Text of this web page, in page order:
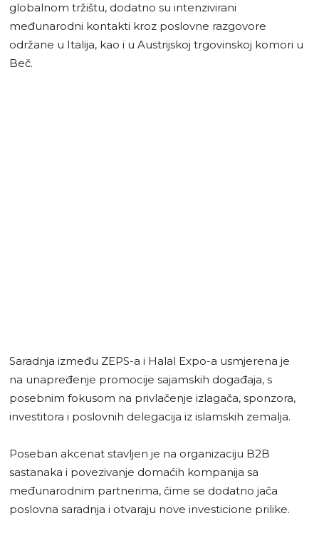
globalnom tržištu, dodatno su intenzivirani
međunarodni kontakti kroz poslovne razgovore
održane u Italija, kao i u Austrijskoj trgovinskoj komori u
Beč.
Saradnja između ZEPS-a i Halal Expo-a usmjerena je
na unapređenje promocije sajamskih događaja, s
posebnim fokusom na privlačenje izlagača, sponzora,
investitora i poslovnih delegacija iz islamskih zemalja.
Poseban akcenat stavljen je na organizaciju B2B
sastanaka i povezivanje domaćih kompanija sa
međunarodnim partnerima, čime se dodatno jača
poslovna saradnja i otvaraju nove investicione prilike.